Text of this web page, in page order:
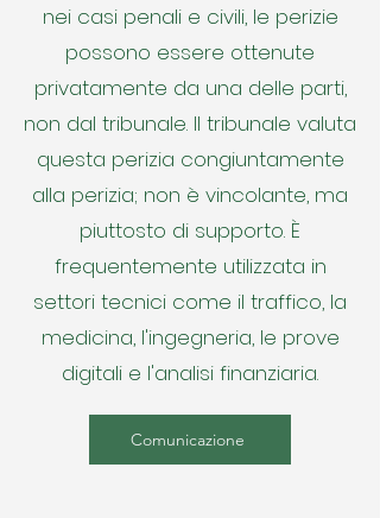
nei casi penali e civili, le perizie
possono essere ottenute
privatamente da una delle parti,
non dal tribunale. Il tribunale valuta
questa perizia congiuntamente
alla perizia; non è vincolante, ma
piuttosto di supporto. È
frequentemente utilizzata in
settori tecnici come il traffico, la
medicina, l'ingegneria, le prove
digitali e l'analisi finanziaria.
Comunicazione